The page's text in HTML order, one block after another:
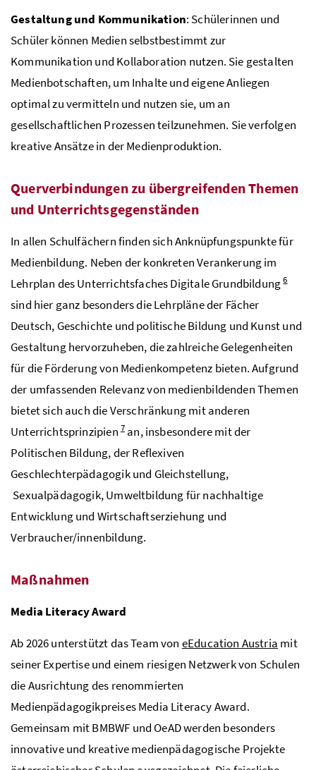
Gestaltung und Kommunikation: Schülerinnen und
Schüler können Medien selbstbestimmt zur
Kommunikation und Kollaboration nutzen. Sie gestalten
Medienbotschaften, um Inhalte und eigene Anliegen
optimal zu vermitteln und nutzen sie, um an
gesellschaftlichen Prozessen teilzunehmen. Sie verfolgen
kreative Ansätze in der Medienproduktion.
Querverbindungen zu übergreifenden Themen
und Unterrichtsgegenständen
In allen Schulfächern finden sich Anknüpfungspunkte für
Medienbildung. Neben der konkreten Verankerung im
Lehrplan des Unterrichtsfaches Digitale Grundbildung6
sind hier ganz besonders die Lehrpläne der Fächer
Deutsch, Geschichte und politische Bildung und Kunst und
Gestaltung hervorzuheben, die zahlreiche Gelegenheiten
für die Förderung von Medienkompetenz bieten. Aufgrund
der umfassenden Relevanz von medienbildenden Themen
bietet sich auch die Verschränkung mit anderen
Unterrichtsprinzipien7 an, insbesondere mit der
Politischen Bildung, der Reflexiven
Geschlechterpädagogik und Gleichstellung,
Sexualpädagogik, Umweltbildung für nachhaltige
Entwicklung und Wirtschaftserziehung und
Verbraucher/innenbildung.
Maßnahmen
Media Literacy Award
Ab 2026 unterstützt das Team von eEducation Austria mit
seiner Expertise und einem riesigen Netzwerk von Schulen
die Ausrichtung des renommierten
Medienpädagogikpreises Media Literacy Award.
Gemeinsam mitBMBWF und OeADwerden besonders
innovative und kreative medienpädagogische Projekte